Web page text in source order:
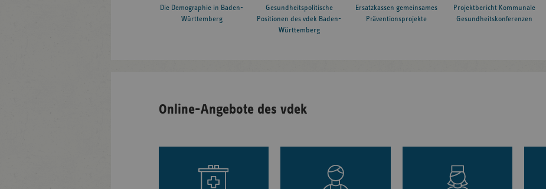
Die Demographie in Baden-
Württemberg
Gesundheitspolitische
Positionen des vdek Baden-
Württemberg
Ersatzkassen gemeinsames
Präventionsprojekte
Projektbericht Kommunale
Gesundheitskonferenzen
Online-Angebote des vdek